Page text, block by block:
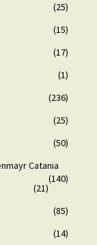
(25)
(15)
(17)
(1)
(236)
(25)
(50)
Catania
(140)
(21)
(85)
(14)